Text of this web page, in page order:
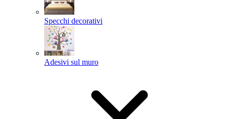
Specchi decorativi
Adesivi sul muro